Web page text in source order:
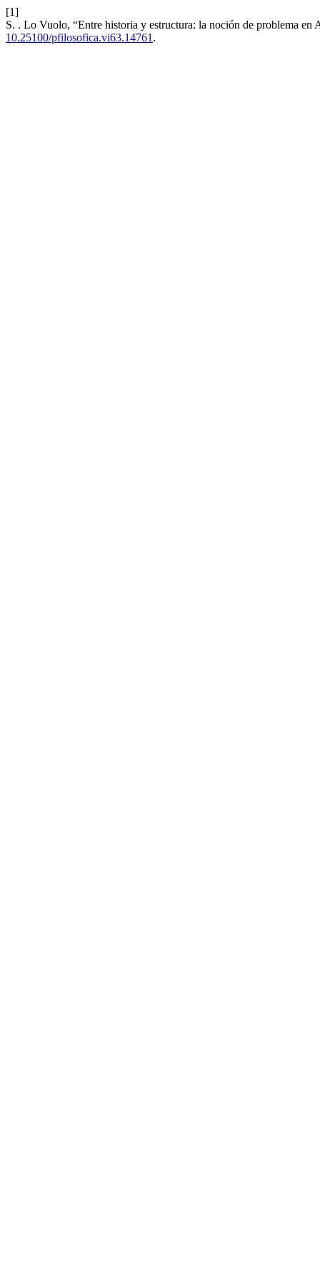
[1]
S. . Lo Vuolo, “Entre historia y estructura: la noción de problema en
10.25100/pfilosofica.vi63.14761 .